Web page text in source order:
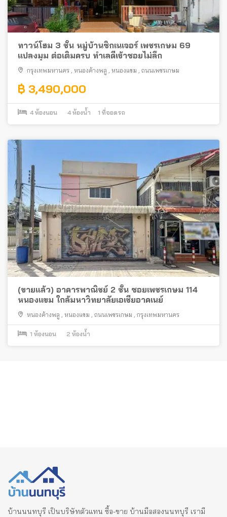
ทาวน์โฮม 3 ชั้น หมู่บ้านซิกเนเจอร์ เพชรเกษม 69
แปลงมุม ต่อเติมครบ ทำเลดีเข้าซอยไม่ลึก
กรุงเทพมหานคร หนองค้างพลู หนองแขม ถนนเพชรเกษม
฿ 3,490,000
4 ห้องนอน 4 ห้องน้ำ 1 ที่จอดรถ
(ขายแล้ว) อาคารพาณิชย์ 2 ชั้น ซอยเพชรเกษม 114
หนองแขม ใกล้มหาวิทยาลัยเอเชียอาคเนย์
หนองค้างพลู หนองแขม ถนนเพชรเกษม กรุงเทพมหานคร
1 ห้องนอน 2 ห้องน้ำ
บ้านนนทบุรี เป็นบริษัทตัวแทน ซื้อ-ขาย บ้านมือสองนนทบุรี เรามี